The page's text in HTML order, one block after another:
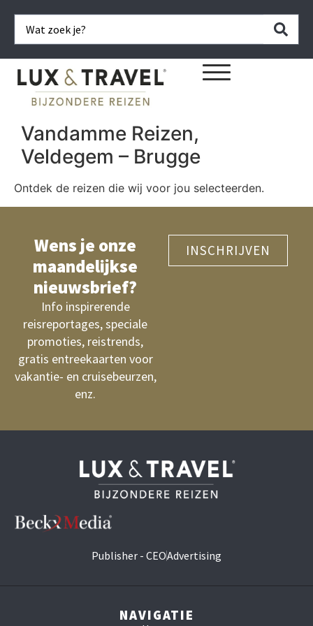
Vandamme Reizen,
Veldegem – Brugge
Ontdek de reizen die wij voor jou selecteerden.
Wens je onze
maandelijkse
nieuwsbrief?
Info inspirerende
reisreportages, speciale
promoties, reistrends,
gratis entreekaarten voor
vakantie- en cruisebeurzen,
enz.
INSCHRIJVEN
Publisher - CEOAdvertising
NAVIGATIE